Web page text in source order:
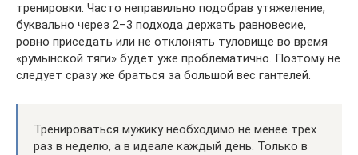
тренировки. Часто неправильно подобрав утяжеление,
буквально через 2−3 подхода держать равновесие,
ровно приседать или не отклонять туловище во время
«румынской тяги» будет уже проблематично. Поэтому не
следует сразу же браться за большой вес гантелей.
Тренироваться мужику необходимо не менее трех
раз в неделю, а в идеале каждый день. Только в